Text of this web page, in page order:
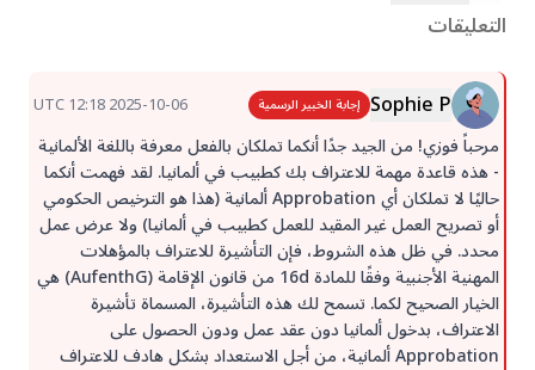
التعليقات
Sophie P إجابة الخبير الرسمية 2025-10-06 12:18 UTC
مرحباً فوزي! من الجيد جدًا أنكما تملكان بالفعل معرفة باللغة الألمانية
- هذه قاعدة مهمة للاعتراف بك كطبيب في ألمانيا. لقد فهمت أنكما
حاليًا لا تملكان أي Approbation ألمانية (هذا هو الترخيص الحكومي
أو تصريح العمل غير المقيد للعمل كطبيب في ألمانيا) ولا عرض عمل
محدد. في ظل هذه الشروط، فإن التأشيرة للاعتراف بالمؤهلات
المهنية الأجنبية وفقًا للمادة 16d من قانون الإقامة (AufenthG) هي
الخيار الصحيح لكما. تسمح لك هذه التأشيرة، المسماة تأشيرة
الاعتراف، بدخول ألمانيا دون عقد عمل ودون الحصول على
Approbation ألمانية، من أجل الاستعداد بشكل هادف للاعتراف